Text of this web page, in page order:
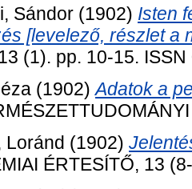
Sándor (1902) Isten
[levelező, részlet a
(1). pp. 10-15.
(1902)Adatok a
Loránd (1902)
ÉRTESÍTŐ, 13